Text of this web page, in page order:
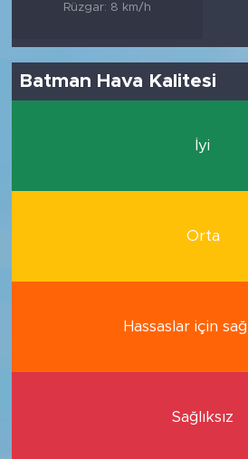
Rüzgar: 8 km/h
Batman Hava Kalitesi
İyi
Orta
Hassaslar için
Sağlıksız